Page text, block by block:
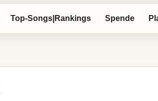
Top-Songs|Rankings Spende